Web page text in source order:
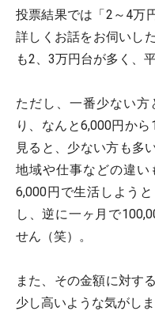
投票結果では 「2～4万
詳しくお話をお伺いし
も2、3万円台が多く、
ただし、一番少ない
り、なんと6,000円から
見ると、少ない方も多
地域や仕事などの違
6,000円で生活しよう
し、逆に一ヶ月で
せん（笑）。
また、その金額に対す
少し高いような気がし